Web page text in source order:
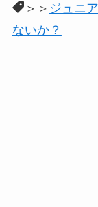
＞＞ ジュニ
ないか？